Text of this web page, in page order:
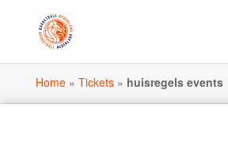
Home» Tickets» huisregels events